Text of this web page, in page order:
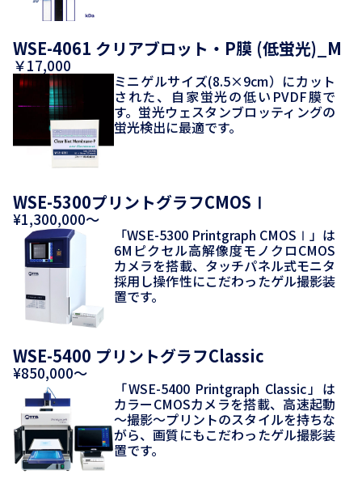
WSE-4061 クリアブロット・P膜 (低蛍光)_M
￥17,000
ミニゲルサイズ(8.5×9cm）にカット
された、自家蛍光の低いPVDF膜で
す。蛍光ウェスタンブロッティングの
蛍光検出に最適です。
WSE-5300プリントグラフCMOSⅠ
¥1,300,000～
「WSE-5300 Printgraph CMOSⅠ」は
6Mピクセル高解像度モノクロCMOS
カメラを搭載、タッチパネル式モニタ
採用し操作性にこだわったゲル撮影装
置です。
WSE-5400 プリントグラフClassic
¥850,000～
「WSE-5400 Printgraph Classic」は
カラーCMOSカメラを搭載、高速起動
～撮影～プリントのスタイルを持ちな
がら、画質にもこだわったゲル撮影装
置です。